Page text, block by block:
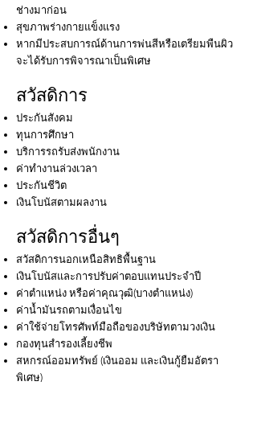
ช่างมาก่อน
สุขภาพร่างกายแข็งแรง
หากมีประสบการณ์ด้านการพ่นสีหรือเตรียมพืนผิว
จะได้รับการพิจารณาเป็นพิเศษ
สวัสดิการ
ประกันสังคม
ทุนการศึกษา
บริการรถรับส่งพนักงาน
ค่าทํางานล่วงเวลา
ประกันชีวิต
เงินโบนัสตามผลงาน
สวัสดิการอื่นๆ
สวัสดิการนอกเหนือสิทธิพื้นฐาน
เงินโบนัสและการปรับค่าตอบแทนประจําปี
ค่าตําแหน่ง หรือค่าคุณวุฒิ(บางตําแหน่ง)
ค่าน้ำมันรถตามเงื่อนไข
ค่าใช้จ่ายโทรศัพท์มือถือของบริษัทตามวงเงิน
กองทุนสํารองเลี้ยงชีพ
สหกรณ์ออมทรัพย์ (เงินออม และเงินกู้ยืมอัตรา
พิเศษ)